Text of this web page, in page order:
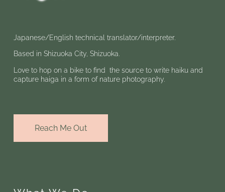
Japanese/English technical translator/interpreter.
Based in Shizuoka City, Shizuoka.
Love to hop on a bike to find the source to write haiku and
capture haiga in a form of nature photography.
Reach Me Out